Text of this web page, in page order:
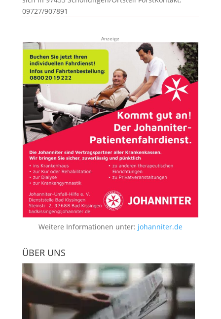
09727/907891
Anzeige
Weitere Informationen unter: johanniter.de
ÜBER UNS